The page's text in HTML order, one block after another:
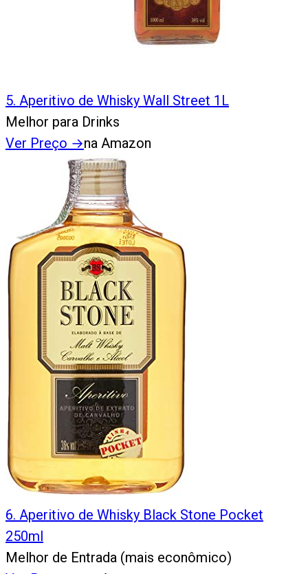
5. Aperitivo de Whisky Wall Street 1L
Melhor para Drinks
Ver Preço →na Amazon
6. Aperitivo de Whisky Black Stone Pocket
250ml
Melhor de Entrada (mais econômico)